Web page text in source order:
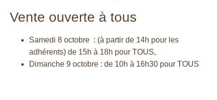
Vente ouverte à tous
Samedi 8 octobre : (à partir de 14h pour les
adhérents) de 15h à 18h pour TOUS,
Dimanche 9 octobre : de 10h à 16h30 pour TOUS